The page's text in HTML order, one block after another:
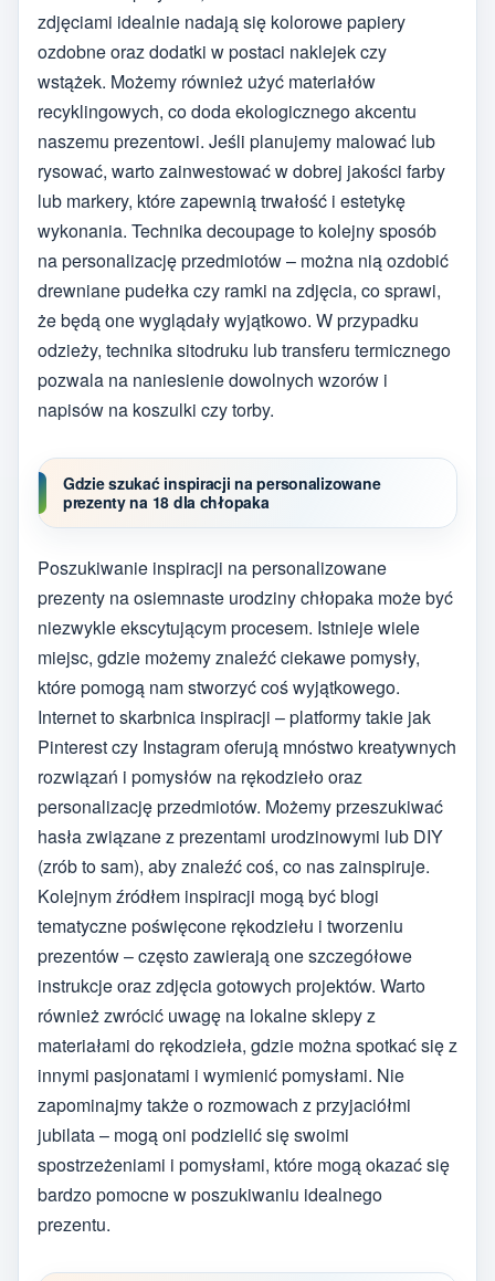
zdjęciami idealnie nadają się kolorowe papiery
ozdobne oraz dodatki w postaci naklejek czy
wstążek. Możemy również użyć materiałów
recyklingowych, co doda ekologicznego akcentu
naszemu prezentowi. Jeśli planujemy malować lub
rysować, warto zainwestować w dobrej jakości farby
lub markery, które zapewnią trwałość i estetykę
wykonania. Technika decoupage to kolejny sposób
na personalizację przedmiotów – można nią ozdobić
drewniane pudełka czy ramki na zdjęcia, co sprawi,
że będą one wyglądały wyjątkowo. W przypadku
odzieży, technika sitodruku lub transferu termicznego
pozwala na naniesienie dowolnych wzorów i
napisów na koszulki czy torby.
Gdzie szukać inspiracji na personalizowane
prezenty na 18 dla chłopaka
Poszukiwanie inspiracji na personalizowane
prezenty na osiemnaste urodziny chłopaka może być
niezwykle ekscytującym procesem. Istnieje wiele
miejsc, gdzie możemy znaleźć ciekawe pomysły,
które pomogą nam stworzyć coś wyjątkowego.
Internet to skarbnica inspiracji – platformy takie jak
Pinterest czy Instagram oferują mnóstwo kreatywnych
rozwiązań i pomysłów na rękodzieło oraz
personalizację przedmiotów. Możemy przeszukiwać
hasła związane z prezentami urodzinowymi lub DIY
(zrób to sam), aby znaleźć coś, co nas zainspiruje.
Kolejnym źródłem inspiracji mogą być blogi
tematyczne poświęcone rękodziełu i tworzeniu
prezentów – często zawierają one szczegółowe
instrukcje oraz zdjęcia gotowych projektów. Warto
również zwrócić uwagę na lokalne sklepy z
materiałami do rękodzieła, gdzie można spotkać się z
innymi pasjonatami i wymienić pomysłami. Nie
zapominajmy także o rozmowach z przyjaciółmi
jubilata – mogą oni podzielić się swoimi
spostrzeżeniami i pomysłami, które mogą okazać się
bardzo pomocne w poszukiwaniu idealnego
prezentu.